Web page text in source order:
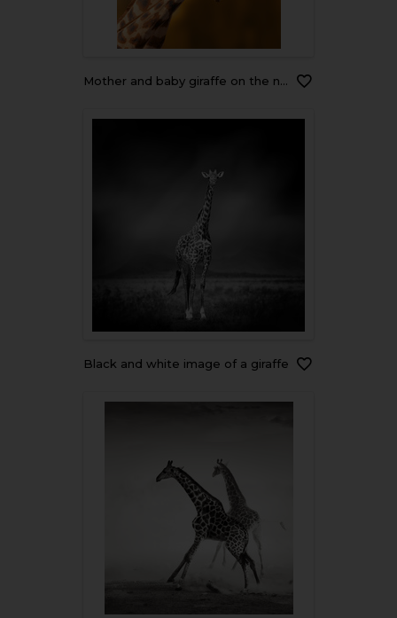
Mother and baby giraffe on the natural background
Black and white image of a giraffe